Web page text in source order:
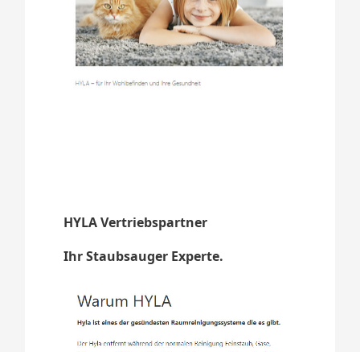
HYLA Vertriebspartner
Ihr Staubsauger Experte.